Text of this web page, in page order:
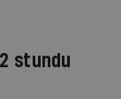
stundu